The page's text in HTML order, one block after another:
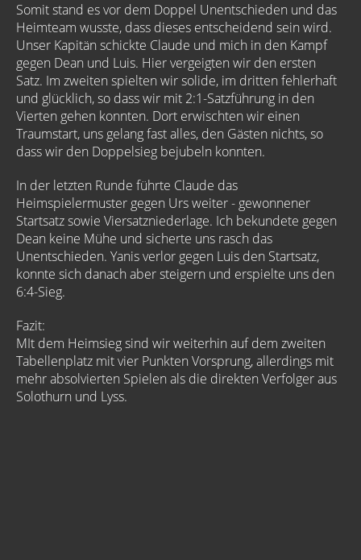
Somit stand es vor dem Doppel Unentschieden und das
Heimteam wusste, dass dieses entscheidend sein wird.
Unser Kapitän schickte Claude und mich in den Kampf
gegen Dean und Luis. Hier vergeigten wir den ersten
Satz. Im zweiten spielten wir solide, im dritten fehlerhaft
und glücklich, so dass wir mit 2:1-Satzführung in den
Vierten gehen konnten. Dort erwischten wir einen
Traumstart, uns gelang fast alles, den Gästen nichts, so
dass wir den Doppelsieg bejubeln konnten.
In der letzten Runde führte Claude das
Heimspielermuster gegen Urs weiter - gewonnener
Startsatz sowie Viersatzniederlage. Ich bekundete gegen
Dean keine Mühe und sicherte uns rasch das
Unentschieden. Yanis verlor gegen Luis den Startsatz,
konnte sich danach aber steigern und erspielte uns den
6:4-Sieg.
Fazit:
MIt dem Heimsieg sind wir weiterhin auf dem zweiten
Tabellenplatz mit vier Punkten Vorsprung, allerdings mit
mehr absolvierten Spielen als die direkten Verfolger aus
Solothurn und Lyss.